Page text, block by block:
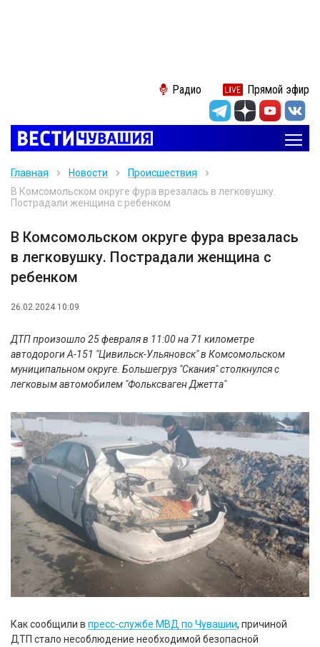
Радио Прямой эфир
Главная Новости
Происшествия
В Комсомольском округе фура врезалась в легковушку.
Пострадали женщина с ребенком
В Комсомольском округе фура врезалась
в легковушку. Пострадали женщина с
ребенком
26.02.2024 10:09
ДТП произошло 25 февраля в 11:00 на 71 километре
автодороги А-151 "Цивильск-Ульяновск" в Комсомольском
муниципальном округе. Большегруз "Скания" столкнулся с
легковым автомобилем "Фольксваген Джетта"
Как сообщили в пресс-службе МВД по Чувашии, причиной
ДТП стало несоблюдение необходимой безопасной